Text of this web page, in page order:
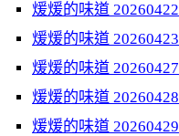
煖煖的味道 20260422
煖煖的味道 20260423
煖煖的味道 20260427
煖煖的味道 20260428
煖煖的味道 20260429